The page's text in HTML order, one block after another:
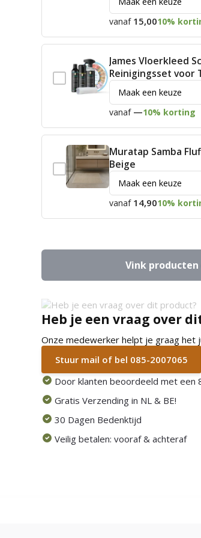
vanaf 15,0010%
James Vloerkleed
Reinigingsset voor
vanaf —10% korting
Muratap Samba
Beige
vanaf 14,9010%
Vink
Heb je een vraag over
Onze medewerker helpt je graag het
Stuur mail of bel 085-2007065
Door klanten beoordeeld met een
Gratis Verzending in NL & BE!
30 Dagen Bedenktijd
Veilig betalen: vooraf & achteraf